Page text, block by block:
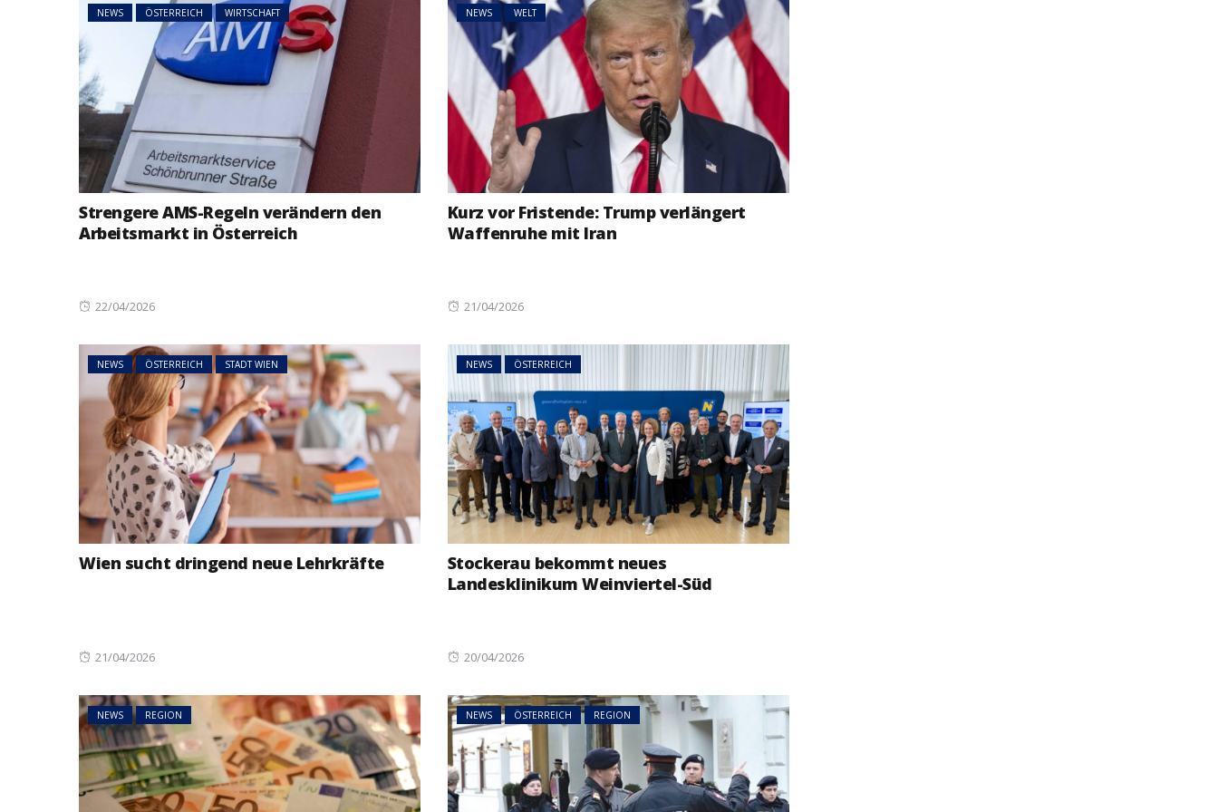
NEWS ÖSTERREICH WIRTSCHAFT
Strengere AMS-Regeln verändern den
Arbeitsmarkt in Österreich
Posted
22/04/2026
NEWS WELT
Kurz vor Fristende: Trump verlängert
Waffenruhe mit Iran
Posted
21/04/2026
NEWS ÖSTERREICH STADT WIEN
Wien sucht dringend neue Lehrkräfte
Posted
21/04/2026
NEWS ÖSTERREICH
Stockerau bekommt neues
Landesklinikum Weinviertel-Süd
Posted
20/04/2026
NEWS REGION NEWS ÖSTERREICH REGION